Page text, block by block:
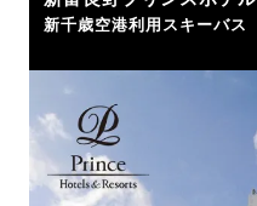
新千歳空港利用スキーバス